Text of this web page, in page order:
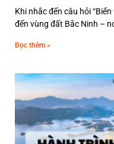
Khi nhắc đến câu hỏi
đến vùng đất Bắc Ninh –
Đọc thêm »